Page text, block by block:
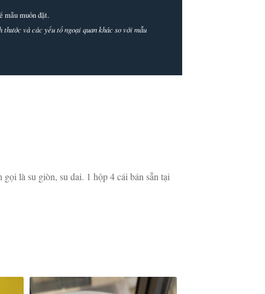
mẫu muốn đặt.
và các yếu tố ngoại quan khác so với mẫu
là su giòn, su dai. 1 hộp 4 cái bán sẵn tại